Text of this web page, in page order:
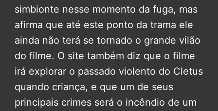
simbionte nesse momento da fuga, mas
afirma que até este ponto da trama ele
ainda não terá se tornado o grande vilão
do filme. O site também diz que o filme
irá explorar o passado violento do Cletus
quando criança, e que um de seus
principais crimes será o incêndio de um